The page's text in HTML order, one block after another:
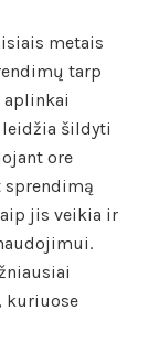
metais
tarp
aplinkai
šildyti
ore
sprendimą
jis veikia ir
kuriuose